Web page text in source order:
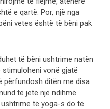
e qartë. Por, një nga
vetes është të bëni pak
të bëni ushtrime natën
vonë gjatë
përfundosh ditën me disa
të jetë një ndihmë
të yoga-s do të